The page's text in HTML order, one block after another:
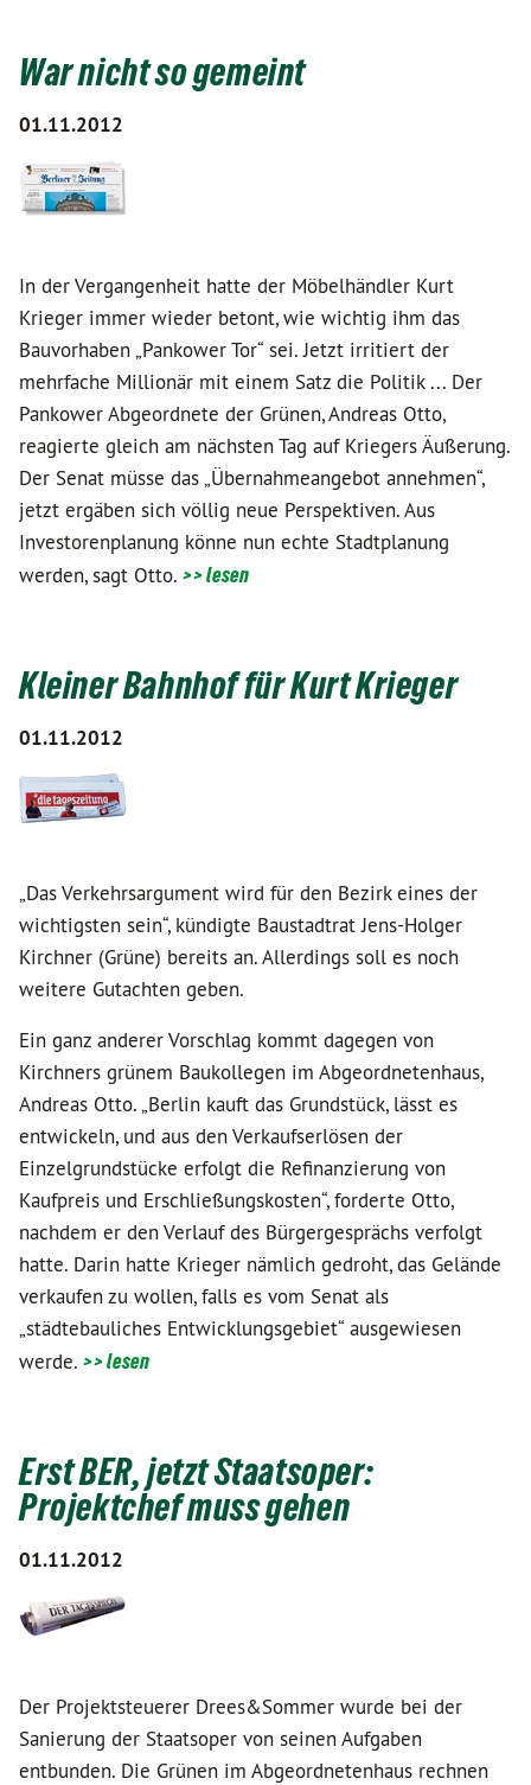
War nicht so gemeint
01.11.2012
In der Vergangenheit hatte der Möbelhändler Kurt
Krieger immer wieder betont, wie wichtig ihm das
Bauvorhaben „Pankower Tor“ sei. Jetzt irritiert der
mehrfache Millionär mit einem Satz die Politik ... Der
Pankower Abgeordnete der Grünen, Andreas Otto,
reagierte gleich am nächsten Tag auf Kriegers Äußerung.
Der Senat müsse das „Übernahmeangebot annehmen“,
jetzt ergäben sich völlig neue Perspektiven. Aus
Investorenplanung könne nun echte Stadtplanung
werden, sagt Otto. >> lesen
Kleiner Bahnhof für Kurt Krieger
01.11.2012
„Das Verkehrsargument wird für den Bezirk eines der
wichtigsten sein“, kündigte Baustadtrat Jens-Holger
Kirchner (Grüne) bereits an. Allerdings soll es noch
weitere Gutachten geben.
Ein ganz anderer Vorschlag kommt dagegen von
Kirchners grünem Baukollegen im Abgeordnetenhaus,
Andreas Otto. „Berlin kauft das Grundstück, lässt es
entwickeln, und aus den Verkaufserlösen der
Einzelgrundstücke erfolgt die Refinanzierung von
Kaufpreis und Erschließungskosten“, forderte Otto,
nachdem er den Verlauf des Bürgergesprächs verfolgt
hatte. Darin hatte Krieger nämlich gedroht, das Gelände
verkaufen zu wollen, falls es vom Senat als
„städtebauliches Entwicklungsgebiet“ ausgewiesen
werde. >> lesen
Erst BER, jetzt Staatsoper:
Projektchef muss gehen
01.11.2012
Der Projektsteuerer Drees&Sommer wurde bei der
Sanierung der Staatsoper von seinen Aufgaben
entbunden. Die Grünen im Abgeordnetenhaus rechnen